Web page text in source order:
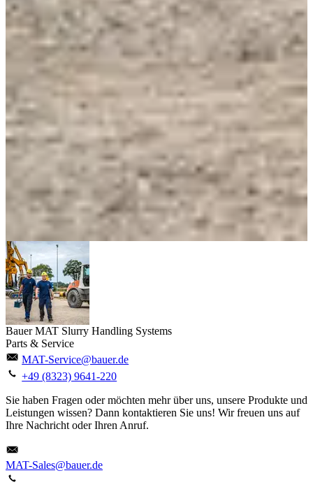
Bauer MAT Slurry Handling Systems
Parts & Service
MAT-Service@bauer.de
+49 (8323) 9641-220
Sie haben Fragen oder möchten mehr über uns, unsere Produkte und
Leistungen wissen? Dann kontaktieren Sie uns! Wir freuen uns auf
Ihre Nachricht oder Ihren Anruf.
MAT-Sales@bauer.de